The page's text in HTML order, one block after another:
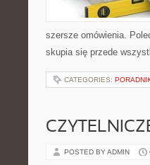
szersze omówienia.
skupia się przede
CATEGORIES:
POSTED BY ADMIN